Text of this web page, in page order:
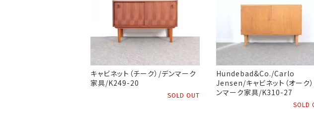
キャビネット（チーク）/デンマーク
家具/K249-20
SOLD OUT
Hundebad&Co./Carlo
Jensen/キャビネット（オーク
ンマーク家具/K310-27
SOLD